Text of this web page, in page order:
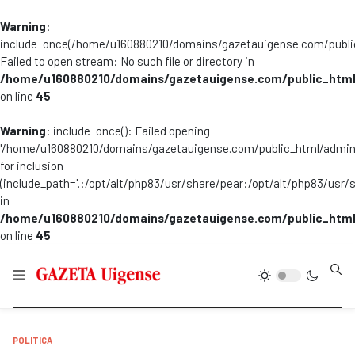
Warning:
include_once(/home/u160880210/domains/gazetauigense.com/
Failed to open stream: No such file or directory in
/home/u160880210/domains/gazetauigense.com/
on line 45
Warning: include_once(): Failed opening
'/home/u160880210/domains/gazetauigense.com/public_html/
for inclusion
(include_path='.:/opt/alt/php83/usr/share/pear:/opt/alt/php83/
in
/home/u160880210/domains/gazetauigense.com/
on line 45
POLITICA